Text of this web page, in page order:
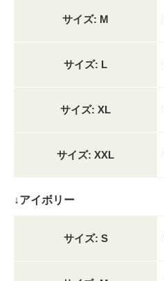
サイズ: M
サイズ: L
サイズ: XL
サイズ: XXL
↓アイボリー
サイズ: S